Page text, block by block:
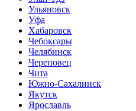
Ульяновск
Уфа
Хабаровск
Чебоксары
Челябинск
Череповец
Чита
Южно-Сахалинск
Якутск
Ярославль